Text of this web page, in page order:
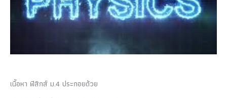
เนื้อหา ฟิสิกส์ ม.4 ประกอยด้วย